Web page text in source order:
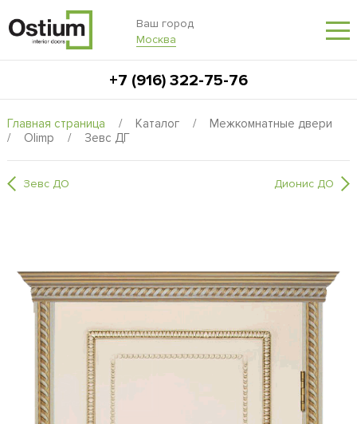
Ваш город
Москва
+7 (916) 322-75-76
Главная страница / Каталог /
Межкомнатные двери
/
Olimp / Зевс ДГ
Зевс ДО Дионис ДО